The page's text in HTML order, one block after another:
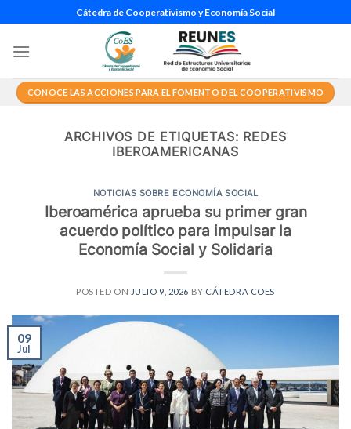
al
contenido
Cátedra de Cooperativismo y Economía Social
CONOCE LAS ACCIONES PARA EL FOMENTO DEL COOPERATIVISMO
ARCHIVOS DE ETIQUETAS: REDES
IBEROAMERICANAS
NOTICIAS SOBRE ECONOMÍA SOCIAL
Iberoamérica aprueba su primer gran
acuerdo político para impulsar la
Economía Social y Solidaria
POSTED ON JULIO 9, 2026 BY CÁTEDRA COES
09
Jul